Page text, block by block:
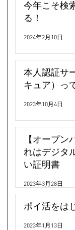
今年こそ検
る！
2024年2月10日
本人認証サ
キュア）っ
2023年10月4日
【オープン
れはデジタ
い証明書
2023年3月28日
ポイ活をは
2023年1月13日